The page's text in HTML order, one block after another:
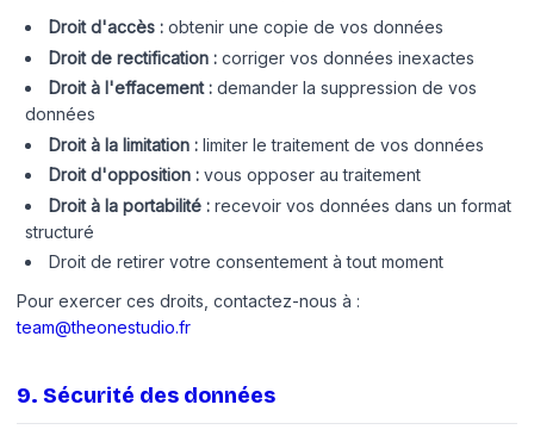
Droit d'accès : obtenir une copie de vos données
Droit de rectification : corriger vos données inexactes
Droit à l'effacement : demander la suppression de vos
données
Droit à la limitation : limiter le traitement de vos données
Droit d'opposition : vous opposer au traitement
Droit à la portabilité : recevoir vos données dans un format
structuré
Droit de retirer votre consentement à tout moment
Pour exercer ces droits, contactez-nous à :
team@theonestudio.fr
9. Sécurité des données